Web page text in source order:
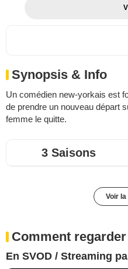
Synopsis & Info
Un comédien new-yorkais est
de prendre un nouveau départ
femme le quitte.
3 Saisons
Voir la
Comment
En SVOD / Streaming